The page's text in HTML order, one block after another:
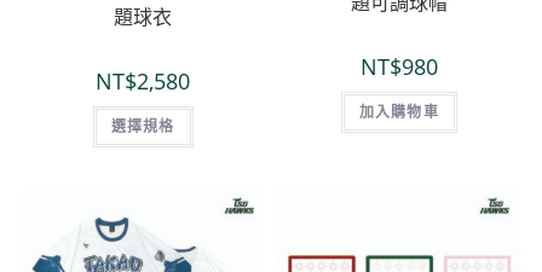
題球衣
NT$2,580
選擇規格
NT$980
加入購物車